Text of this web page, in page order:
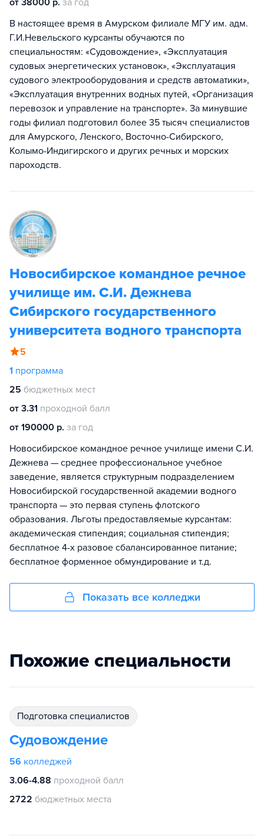
от 38000 р. за год
В настоящее время в Амурском филиале МГУ им. адм.
Г.И.Невельского курсанты обучаются по
специальностям: «Судовождение», «Эксплуатация
судовых энергетических установок», «Эксплуатация
судового электрооборудования и средств автоматики»,
«Эксплуатация внутренних водных путей, «Организация
перевозок и управление на транспорте». За минувшие
годы филиал подготовил более 35 тысяч специалистов
для Амурского, Ленского, Восточно-Сибирского,
Колымо-Индигирского и других речных и морских
пароходств.
Новосибирское командное речное
училище им. С.И. Дежнева
Сибирского государственного
университета водного транспорта
5
1 программа
25 бюджетных мест
от 3.31 проходной балл
от 190000 р. за год
Новосибирское командное речное училище имени С.И.
Дежнева — среднее профессиональное учебное
заведение, является структурным подразделением
Новосибирской государственной академии водного
транспорта — это первая ступень флотского
образования. Льготы предоставляемые курсантам:
академическая стипендия; социальная стипендия;
бесплатное 4-х разовое сбалансированное питание;
бесплатное форменное обмундирование и т.д.
Показать все колледжи
Похожие специальности
подготовка специалистов
Судовождение
56 колледжей
3.06-4.88 проходной балл
2722 бюджетных места